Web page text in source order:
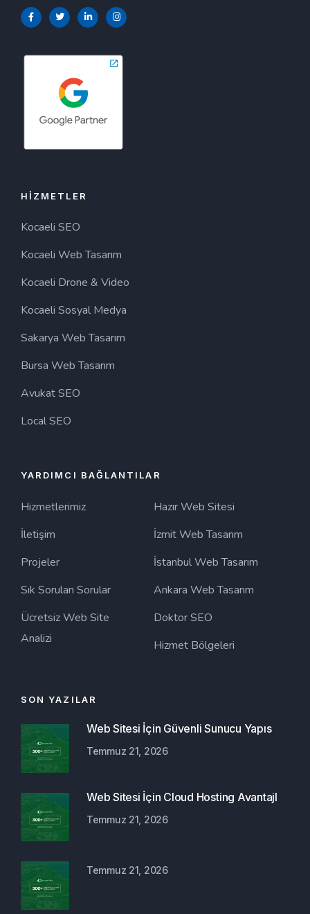
HIZMETLER
Kocaeli SEO
Kocaeli Web Tasarım
Kocaeli Drone & Video
Kocaeli Sosyal Medya
Sakarya Web Tasarım
Bursa Web Tasarım
Avukat SEO
Local SEO
YARDIMCI BAĞLANTILAR
Hizmetlerimiz
İletişim
Projeler
Sık Sorulan Sorular
Ücretsiz Web Site
Analizi
Hazır Web Sitesi
İzmit Web Tasarım
İstanbul Web Tasarım
Ankara Web Tasarım
Doktor SEO
Hizmet Bölgeleri
SON YAZILAR
Web Sitesi İçin Güvenli Sunucu Yapıs
Temmuz 21, 2026
Web Sitesi İçin Cloud Hosting Avantajl
Temmuz 21, 2026
Temmuz 21, 2026